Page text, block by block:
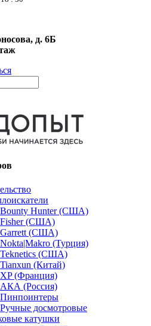
д. 6Б
Bounty Hunter (США)
Fisher (США)
Garrett (США)
Nokta|Makro (Турция)
Teknetics (США)
Tianxun (Китай)
XP (Франция)
АКА (Россия)
Пинпоинтеры
Ручные досмотровые
катушки